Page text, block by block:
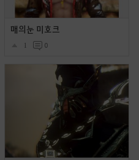
매의눈 미호크
1 0